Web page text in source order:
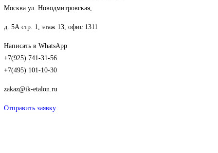
Москва ул. Новодмитровская,
д. 5А стр. 1, этаж 13, офис 1311
Написать в WhatsApp
+7(925) 741-31-56
+7(495) 101-10-30
zakaz@ik-etalon.ru
Отправить заявку